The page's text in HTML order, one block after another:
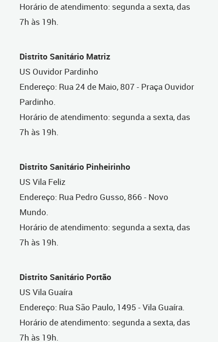
Horário de atendimento: segunda a sexta, das
7h às 19h.
Distrito Sanitário Matriz
US Ouvidor Pardinho
Endereço: Rua 24 de Maio, 807 - Praça Ouvidor
Pardinho.
Horário de atendimento: segunda a sexta, das
7h às 19h.
Distrito Sanitário Pinheirinho
US Vila Feliz
Endereço: Rua Pedro Gusso, 866 - Novo
Mundo.
Horário de atendimento: segunda a sexta, das
7h às 19h.
Distrito Sanitário Portão
US Vila Guaíra
Endereço: Rua São Paulo, 1495 - Vila Guaíra.
Horário de atendimento: segunda a sexta, das
7h às 19h.